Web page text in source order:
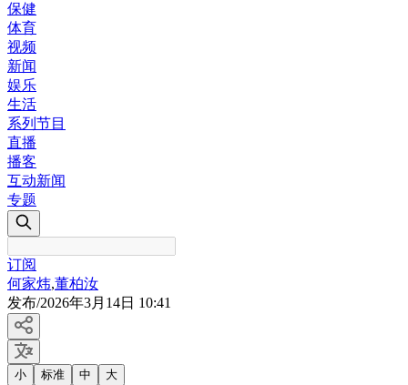
保健
体育
视频
新闻
娱乐
生活
系列节目
直播
播客
互动新闻
专题
订阅
何家炜,董柏汝
发布/2026年3月14日 10:41
小 标准 中 大